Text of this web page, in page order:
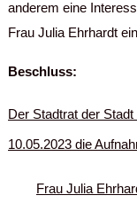
anderem eine
Frau Julia Ehrhardt
Beschluss:
Der Stadtrat der
10.05.2023 die
Frau Julia